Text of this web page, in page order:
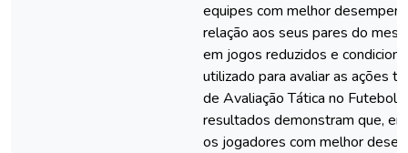
equipes com melhor
relação aos seus pares do
em jogos reduzidos e
utilizado para avaliar as ações
de Avaliação Tática no Futebol
resultados demonstram que,
os jogadores com melhor